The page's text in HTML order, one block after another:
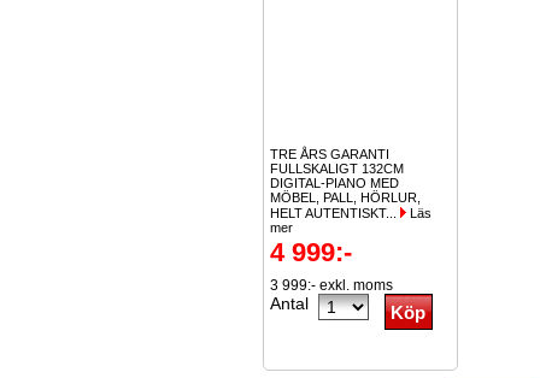
TRE ÅRS GARANTI
FULLSKALIGT 132CM
DIGITAL-PIANO MED
MÖBEL, PALL, HÖRLUR,
HELT AUTENTISKT...
Läs
mer
4 999:-
3 999:- exkl. moms
Antal